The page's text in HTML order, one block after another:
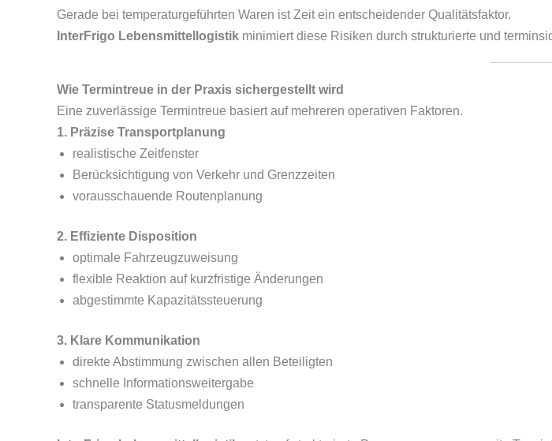
Gerade bei temperaturgeführten Waren ist Zeit ein entscheidender Qualitätsfaktor.
InterFrigo Lebensmittellogistik minimiert diese Risiken durch strukturierte und
Wie Termintreue in der Praxis sichergestellt wird
Eine zuverlässige Termintreue basiert auf mehreren operativen Faktoren.
1. Präzise Transportplanung
realistische Zeitfenster
Berücksichtigung von Verkehr und Grenzzeiten
vorausschauende Routenplanung
2. Effiziente Disposition
optimale Fahrzeugzuweisung
flexible Reaktion auf kurzfristige Änderungen
abgestimmte Kapazitätssteuerung
3. Klare Kommunikation
direkte Abstimmung zwischen allen Beteiligten
schnelle Informationsweitergabe
transparente Statusmeldungen